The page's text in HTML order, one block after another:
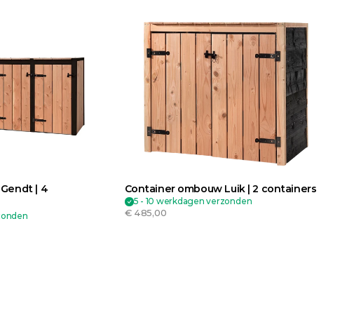
| 4
Container ombouw Luik | 2 containers
5 - 10 werkdagen verzonden
€ 485,00